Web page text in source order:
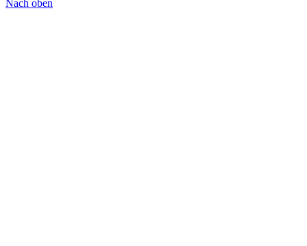
Nach oben